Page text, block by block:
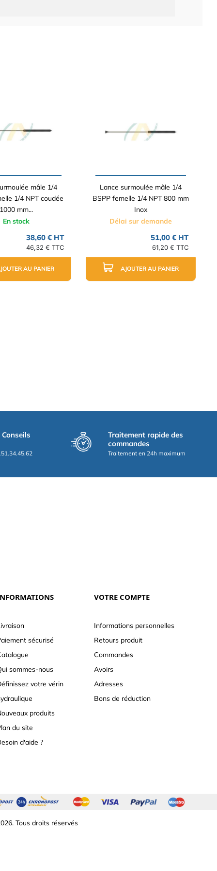
mâle 1/4
1/4 NPT coudée
1000 mm...
En stock
38,60 € HT
46,32 € TTC
AU PANIER
Lance surmoulée mâle 1/4
BSPP femelle 1/4 NPT 800 mm
Inox
Délai sur demande
51,00 € HT
61,20 € TTC
AJOUTER AU PANIER
Traitement rapide des
commandes
Traitement en 24h maximum
sécurisé
sommes-nous
votre vérin
produits
du site
d'aide ?
VOTRE COMPTE
Informations personnelles
Retours produit
Commandes
Avoirs
Adresses
Bons de réduction
Tous droits réservés